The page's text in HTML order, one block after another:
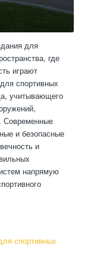
для
где
играют
спортивных
учитывающего
Современные
и безопасные
и
напрямую
спортивных